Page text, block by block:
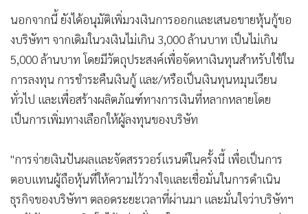
นอกจากนี้ ยังได้อนุมัติเพิ่มวงเงินการออกและเสนอขายหุ้นกู้ขอ
งบริษัทฯ จากเดิมในวงเงินไม่เกิน 3,000 ล้านบาท เป็นไม่เกิน
5,000 ล้านบาท โดยมีวัตถุประสงค์เพื่อจัดหาเงินทุนสำหรับใช้ใน
การลงทุน การชำระคืนเงินกู้ และ/หรือเป็นเงินทุนหมุนเวียน
ทั่วไป และเพื่อสร้างผลิตภัณฑ์ทางการเงินที่หลากหลายโดย
เป็นการเพิ่มทางเลือกให้ผู้ลงทุนของบริษัท
"การจ่ายเงินปันผลและจัดสรรวอร์แรนต์ในครั้งนี้ เพื่อเป็นการ
ตอบแทนผู้ถือหุ้นที่ให้ความไว้วางใจและเชื่อมั่นในการดำเนิน
ธุรกิจของบริษัทฯ ตลอดระยะเวลาที่ผ่านมา และมั่นใจว่าบริษัทฯ